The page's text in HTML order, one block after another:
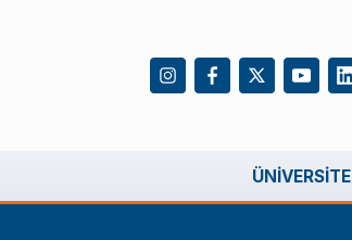
ÜNIVERSITE